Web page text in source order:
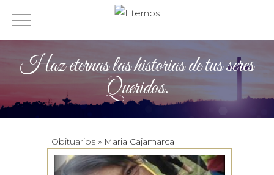
Haz eternas las historias de tus seres
Queridos.
Obituarios » Maria Cajamarca